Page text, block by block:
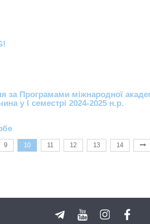
Програмами міжнародної
у І семестрі 2024-2025 н.р.
9 10 11 12 13 14